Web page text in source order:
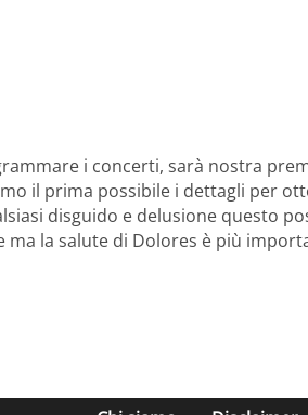
i concerti, sarà nostra
il prima possibile i dettagli per
disguido e delusione questo
la salute di Dolores è più